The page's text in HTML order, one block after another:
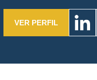
VER PERFIL